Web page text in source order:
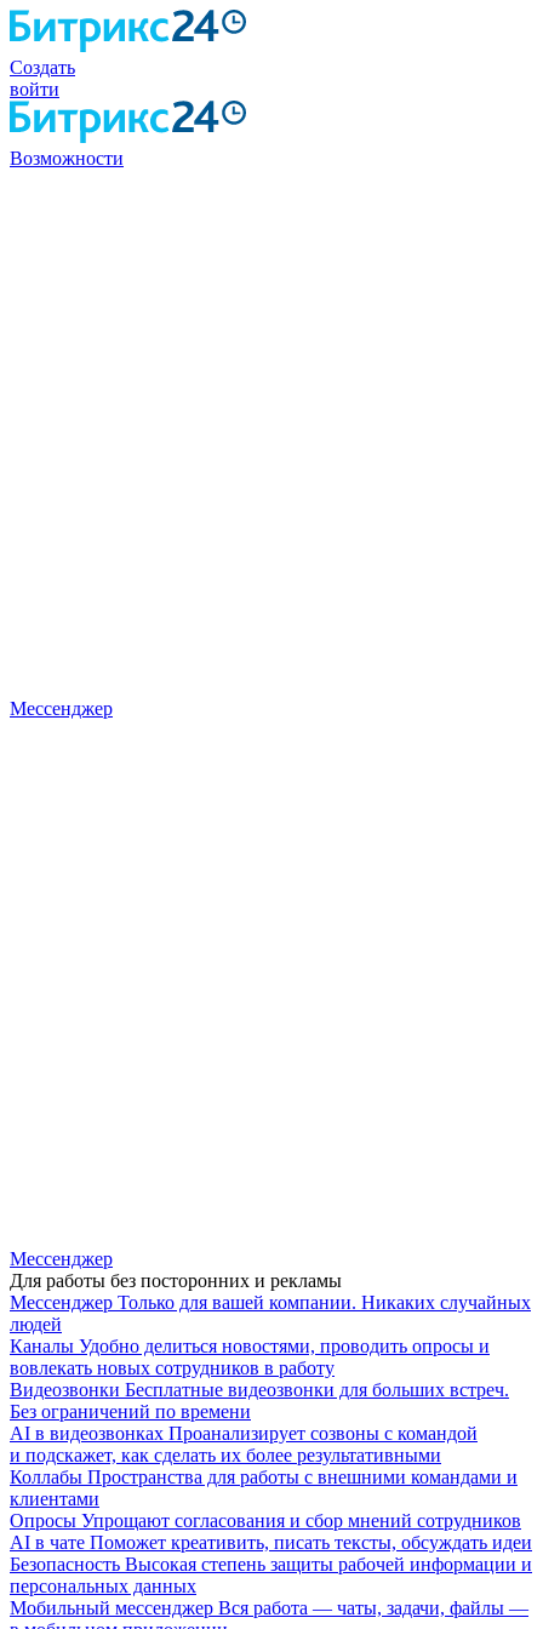
Создать
войти
Возможности
Мессенджер
Мессенджер
Для работы без посторонних и рекламы
Мессенджер Только для вашей компании. Никаких случайных
людей
Каналы Удобно делиться новостями, проводить опросы и
вовлекать новых сотрудников в работу
Видеозвонки Бесплатные видеозвонки для больших встреч.
Без ограничений по времени
AI в видеозвонках Проанализирует созвоны с командой
и подскажет, как сделать их более результативными
Коллабы Пространства для работы с внешними командами и
клиентами
Опросы Упрощают согласования и сбор мнений сотрудников
AI в чате Поможет креативить, писать тексты, обсуждать идеи
Безопасность Высокая степень защиты рабочей информации и
персональных данных
Мобильный мессенджер Вся работа — чаты, задачи, файлы —